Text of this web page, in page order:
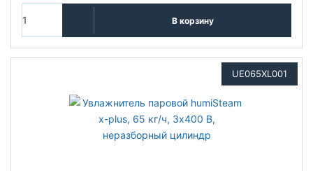
В корзину
UE065XL001